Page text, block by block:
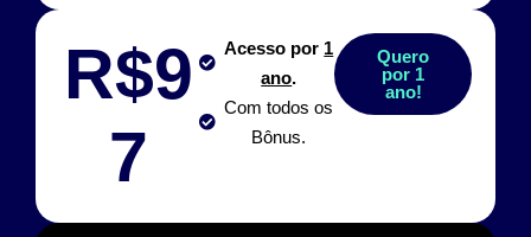
R$9
7
Acesso por 1
ano.
Com todos os
Bônus.
Quero
por 1
ano!